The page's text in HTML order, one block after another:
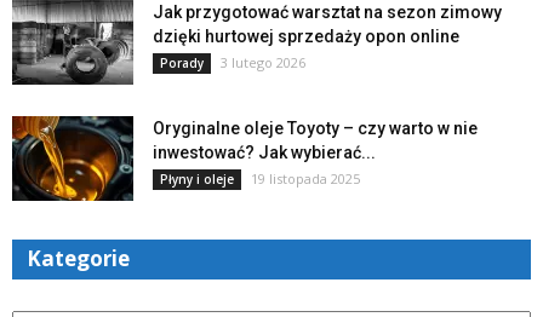
Jak przygotować warsztat na sezon zimowy
dzięki hurtowej sprzedaży opon online
Porady 3 lutego 2026
Oryginalne oleje Toyoty – czy warto w nie
inwestować? Jak wybierać...
Płyny i oleje 19 listopada 2025
Kategorie
Kategorie